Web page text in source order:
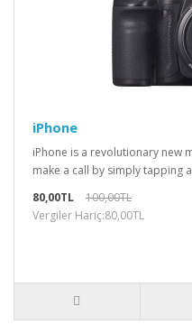
iPhone
iPhone is a revolutionary new
make a call by simply tapping
80,00TL
100,00TL
Vergiler Hariç:80,00TL